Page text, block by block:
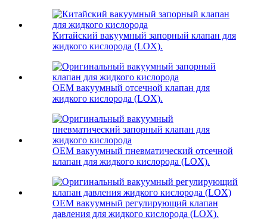
Китайский вакуумный запорный клапан для
жидкого кислорода (LOX).
OEM вакуумный отсечной клапан для
жидкого кислорода (LOX).
OEM вакуумный пневматический отсечной
клапан для жидкого кислорода (LOX).
OEM вакуумный регулирующий клапан
давления для жидкого кислорода (LOX).